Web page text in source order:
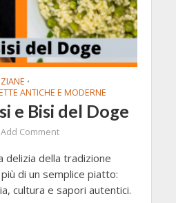
•
ANTICHE E MODERNE
e Bisi del Doge
Add Comment
delizia della tradizione
di un semplice piatto:
cultura e sapori autentici.